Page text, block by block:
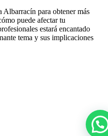
Albarracín para obtener más
puede afectar tu
estará encantado
tema y sus implicaciones